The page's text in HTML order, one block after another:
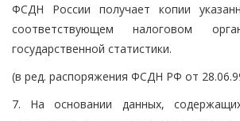
ФСДН России получает копии
соответствующем налоговом
государственной статистики.
(в ред. распоряжения ФСДН РФ от
7. На основании данных,